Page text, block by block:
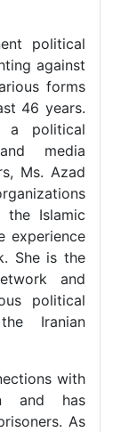
political
against
forms
46 years.
a political
media
Ms. Azad
Islamic
experience
She is the
and
political
Iranian
with
and has
As